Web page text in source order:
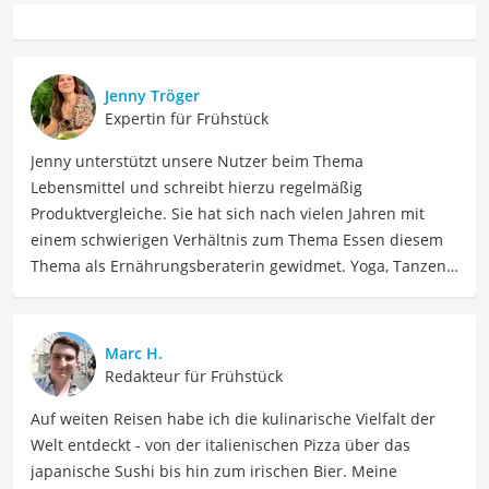
Jenny Tröger
Expertin für Frühstück
Jenny unterstützt unsere Nutzer beim Thema
Lebensmittel und schreibt hierzu regelmäßig
Produktvergleiche. Sie hat sich nach vielen Jahren mit
einem schwierigen Verhältnis zum Thema Essen diesem
Thema als Ernährungsberaterin gewidmet. Yoga, Tanzen,
genießt. Jenny ist schon allein um die Welt gereist. Heute
findet sie Ausgleich bei Yoga und Tanzen, auch als
Lehrerin, und interessiert sich viel für Südamerika und
Schamanismus.
Der Kölln-Müsli-Vergleich ist aus unserer Sicht besonders
empfehlenswert für Müsli-Liebhaber.
Marc H.
Redakteur für Frühstück
Auf weiten Reisen habe ich die kulinarische Vielfalt der
Welt entdeckt - von der italienischen Pizza über das
japanische Sushi bis hin zum irischen Bier. Meine